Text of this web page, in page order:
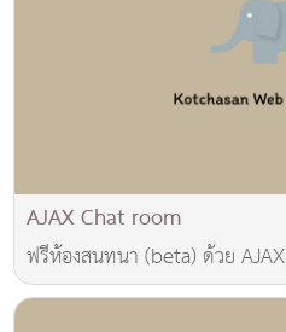
AJAX Chat room
ฟรีห้องสนทนา (beta) ด้วย AJAX